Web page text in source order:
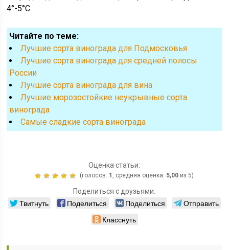
4°-5°С.
Читайте по теме:
Лучшие сорта винограда для Подмосковья
Лучшие сорта винограда для средней полосы
России
Лучшие сорта винограда для вина
Лучшие морозостойкие неукрывные сорта
винограда
Cамые сладкие сорта винограда
Оценка статьи:
(голосов: 1 , средняя оценка: 5,00 из 5)
Поделиться с друзьями:
Твитнуть Поделиться Поделиться
Отправить
Класснуть